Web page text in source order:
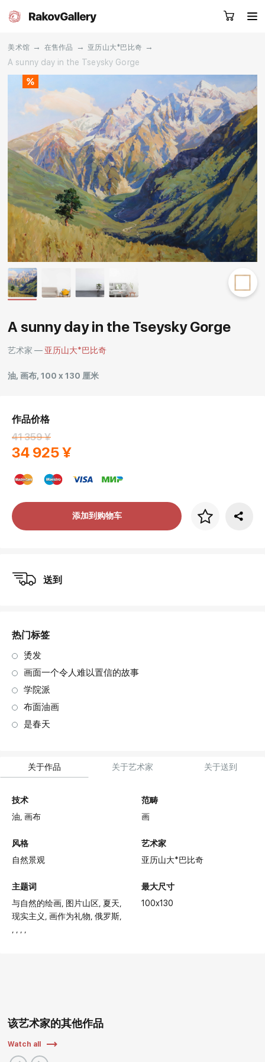
EN
目录 艺术家
关于我们 服务
新闻 联系我们
其他项目
Rakov
special
请留下您的微信号，我们会联系您
美术馆 → 在售作品 → 亚历山大*巴比奇 →
A sunny day in the Tseysky Gorge
关于作品 关于艺术家 关于送到
技术
油,画布
风格
自然景观
主题词
与自然的绘画 图片山区 夏天
现实主义 画作为礼物 俄罗斯
范畴
画
艺术家
亚历山大*巴比奇
最大尺寸
100x130
A sunny day in the Tseysky Gorge
艺术家 — 亚历山大*巴比奇
油, 画布, 100 x 130 厘米
作品价格
41 359 ¥
34 925 ¥
画框价格 添加到购物车
送到
热门标签
烫发
画面一个令人难以置信的故事
学院派
布面油画
是春天
该艺术家的其他作品
Watch all